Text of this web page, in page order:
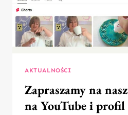
AKTUALNOŚCI
Zapraszamy na
na YouTube i